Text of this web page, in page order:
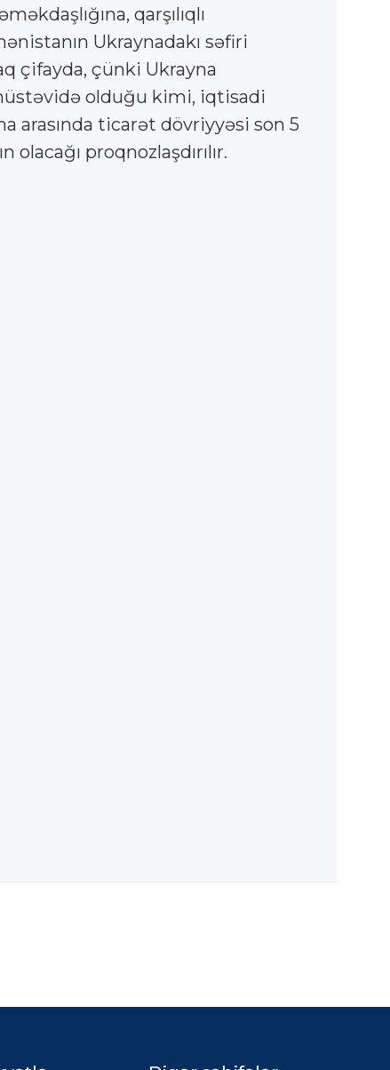
qarşılıqlı
Ukraynadakı səfiri
çifayda, çünki Ukrayna
olduğu kimi, iqtisadi
arasında ticarət dövriyyəsi son 5
proqnozlaşdırılır.